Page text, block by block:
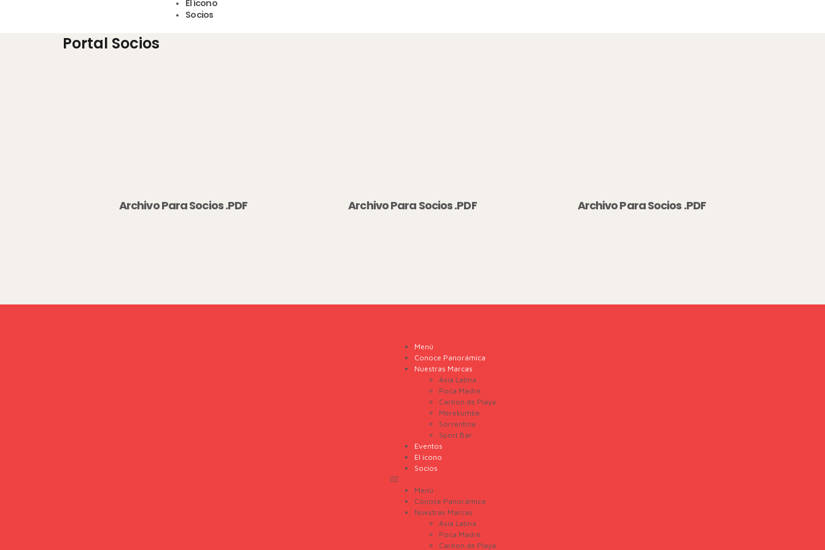
El ícono
Socios
Portal Socios
Archivo Para Socios .PDF Archivo Para Socios .PDF Archivo Para Socios .PDF
Menú
Conoce Panorámica
Nuestras Marcas
Asia Latina
Poca Madre
Carbon de Playa
Merekumbe
Sorrentina
Sport Bar
Eventos
El ícono
Socios
Menú
Conoce Panorámica
Nuestras Marcas
Asia Latina
Poca Madre
Carbon de Playa